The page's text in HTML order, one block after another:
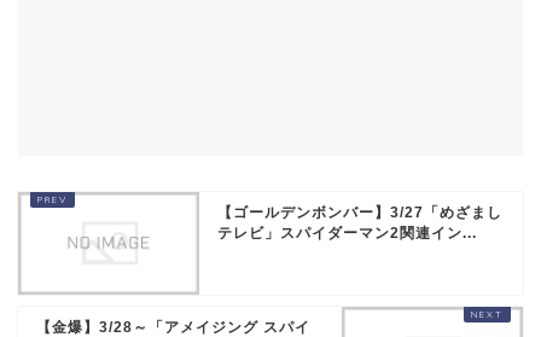
【ゴールデンボンバー】3/27「めざまし
テレビ」スパイダーマン2関連イン...
【金爆】3/28～「アメイジング スパイ